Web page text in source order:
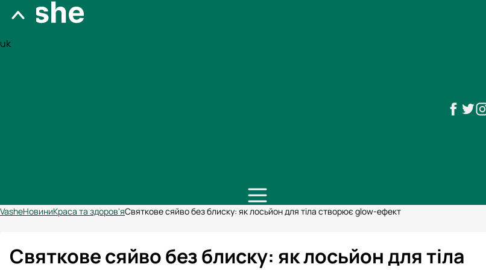
uk
VasheНовиниКраса та здоров'яСвяткове сяйво без блиску: як лосьйон для тіла створює glow-ефект
Святкове сяйво без блиску: як лосьйон для тіла